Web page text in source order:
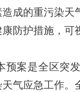
成的重污染
防护措施，可
预案是全区突
气应急工作